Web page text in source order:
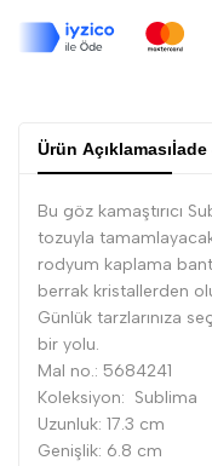
Ürün Açıklamasıİade
Bu göz kamaştırıcı
tozuyla
rodyum kaplama
berrak kristallerden
Günlük tarzlarınıza
bir yolu.
Mal no.: 5684241
Koleksiyon: Sublima
Uzunluk: 17.3 cm
Genişlik: 6.8 cm